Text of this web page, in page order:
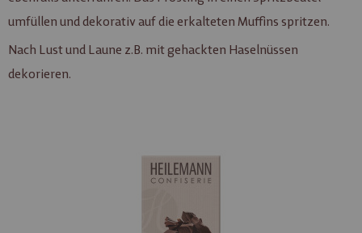
umfüllen und dekorativ auf die erkalteten Muffins spritzen.
Nach Lust und Laune z.B. mit gehackten Haselnüssen
dekorieren.